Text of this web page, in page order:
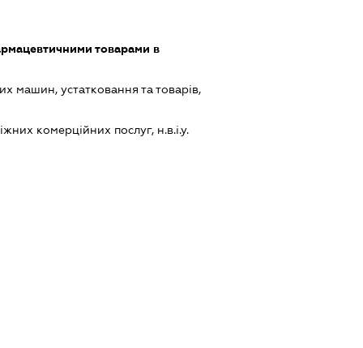
товарами в
машин, устатковання та товарів,
комерційних послуг, н.в.і.у.